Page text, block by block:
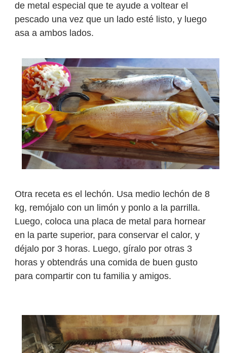
de metal especial que te ayude a voltear el
pescado una vez que un lado esté listo, y luego
asa a ambos lados.
Otra receta es el lechón. Usa medio lechón de 8
kg, remójalo con un limón y ponlo a la parrilla.
Luego, coloca una placa de metal para hornear
en la parte superior, para conservar el calor, y
déjalo por 3 horas. Luego, gíralo por otras 3
horas y obtendrás una comida de buen gusto
para compartir con tu familia y amigos.